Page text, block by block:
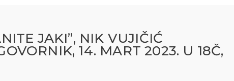
JAKI”, NIK VUJIČIĆ
14. MART 2023. U 18Č,